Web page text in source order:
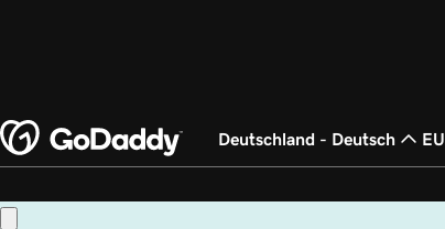
Deutschland - Deutsch
Copyright © 1999 – 2026 GoDaddy Operating Company, LLC. Alle